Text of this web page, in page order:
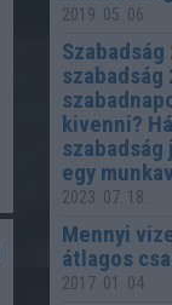
2019. 05. 06.
szabadság
kivenni?
egy
2023. 07. 18.
Mennyi
átlagos
2017. 01. 04.